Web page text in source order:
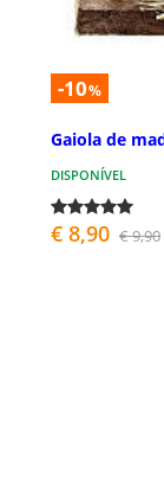
-10%
Gaiola de
DISPONÍVEL
€ 8,90 € 9,90